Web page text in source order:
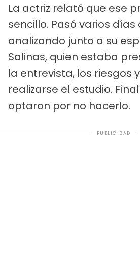
La actriz relató que ese
sencillo. Pasó varios
analizando junto a su
Salinas, quien estaba
la entrevista, los riesgos
realizarse el estudio.
optaron por no hacerlo.
PUBLICIDAD